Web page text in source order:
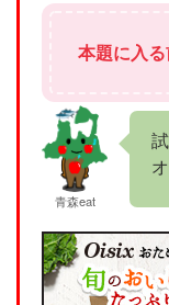
本題に入
青森eat